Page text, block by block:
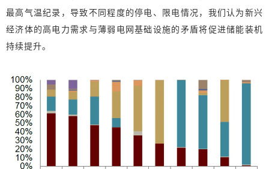
最高气温纪录，导致不同程度的停电、限电情况，我们认为新兴
经济体的高电力需求与薄弱电网基础设施的矛盾将促进储能装机
持续提升。